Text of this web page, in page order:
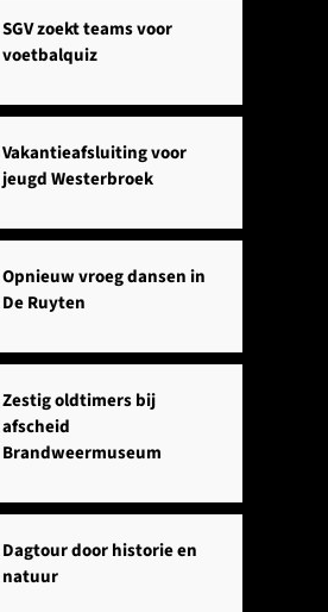
SGV zoekt teams voor
voetbalquiz
Vakantieafsluiting voor
jeugd Westerbroek
Opnieuw vroeg dansen in
De Ruyten
Zestig oldtimers bij
afscheid
Brandweermuseum
Dagtour door historie en
natuur